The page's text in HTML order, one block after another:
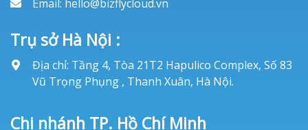
Email: hello@bizflycloud.vn
Trụ sở Hà Nội :
Địa chỉ: Tầng 4, Tòa 21T2 Hapulico Complex, Số 83
Vũ Trọng Phụng , Thanh Xuân, Hà Nội.
Chi nhánh TP. Hồ Chí Minh